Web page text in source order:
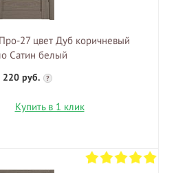
27 цвет Дуб коричневый
Сатин белый
220 руб. ?
Купить в 1 клик